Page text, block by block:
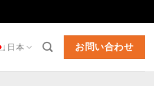
日本 お問い合わせ